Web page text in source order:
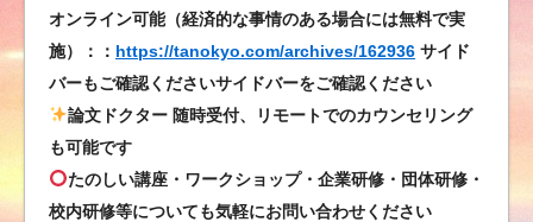
シ
ゴ
ー
デ
ン
オンライン可能（経済的な事情のある場合には無料で実
施）：： https://tanokyo.com/archives/162936 サイド
バーもご確認くださいサイドバーをご確認ください
論文ドクター 随時受付、リモートでのカウンセリング
も可能です
たのしい講座・ワークショップ・企業研修・団体研修・
校内研修等についても気軽にお問い合わせください